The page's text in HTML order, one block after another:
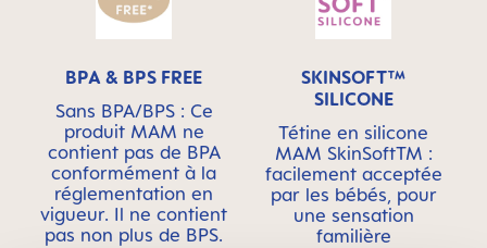
BPA & BPS FREE
Sans BPA/BPS : Ce
produit MAM ne
contient pas de BPA
conformément à la
réglementation en
vigueur. Il ne contient
pas non plus de BPS.
SKINSOFT™
SILICONE
Tétine en silicone
MAM SkinSoftTM :
facilement acceptée
par les bébés, pour
une sensation
familière